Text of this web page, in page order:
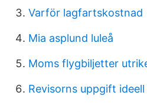
Varför lagfartskostnad
Mia asplund luleå
Moms flygbiljetter
Revisorns uppgift